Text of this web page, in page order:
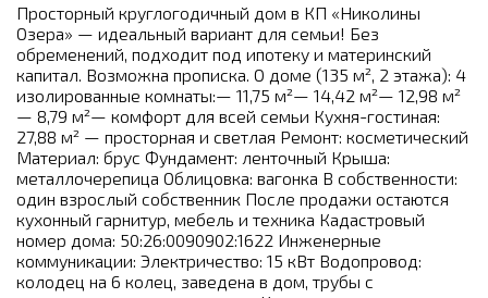
Просторный круглогодичный дом в КП «Николины
Озера» — идеальный вариант для семьи! Без
обременений, подходит под ипотеку и материнский
капитал. Возможна прописка. О доме (135 м², 2 этажа): 4
изолированные комнаты:— 11,75 м²— 14,42 м²— 12,98 м²
— 8,79 м²— комфорт для всей семьи Кухня-гостиная:
27,88 м² — просторная и светлая Ремонт: косметический
Материал: брус Фундамент: ленточный Крыша:
металлочерепица Облицовка: вагонка В собственности:
один взрослый собственник После продажи остаются
кухонный гарнитур, мебель и техника Кадастровый
номер дома: 50:26:0090902:1622 Инженерные
коммуникации: Электричество: 15 кВт Водопровод:
колодец на 6 колец, заведена в дом, трубы с